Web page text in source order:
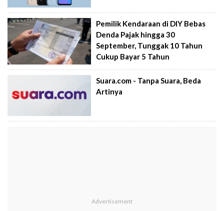
Pemilik Kendaraan di DIY Bebas
Denda Pajak hingga 30
September, Tunggak 10 Tahun
Cukup Bayar 5 Tahun
Suara.com - Tanpa Suara, Beda
Artinya